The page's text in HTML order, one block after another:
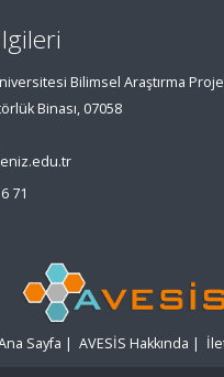
Bilimsel Araştırma
Binası, 07058
71
Sayfa | AVESİS Hakkında |